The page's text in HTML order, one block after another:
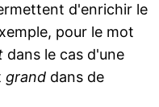
d'enrichir le
pour le mot
dans le cas d'une
granddans de